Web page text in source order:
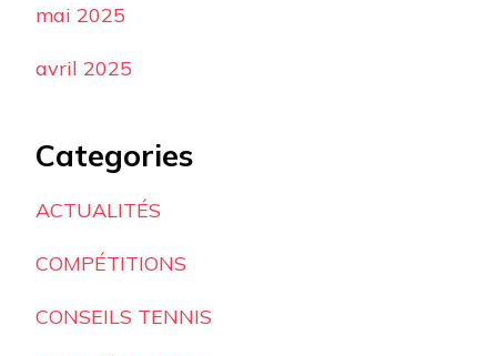
mai 2025
avril 2025
Categories
ACTUALITÉS
COMPÉTITIONS
CONSEILS TENNIS